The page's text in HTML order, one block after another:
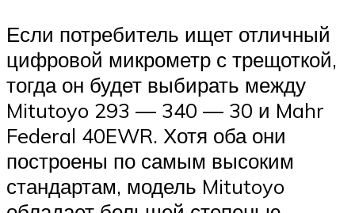
Если потребитель ищет отличный
цифровой микрометр с трещоткой,
тогда он будет выбирать между
Mitutoyo 293 — 340 — 30 и Mahr
Federal 40EWR. Хотя оба они
построены по самым высоким
стандартам, модель Mitutoyo